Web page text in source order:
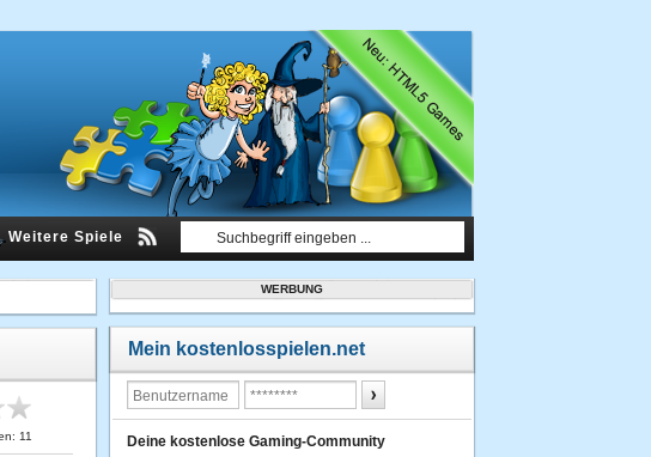
Weitere Spiele
11
WERBUNG
Mein kostenlosspielen.net
Deine kostenlose Gaming-Community